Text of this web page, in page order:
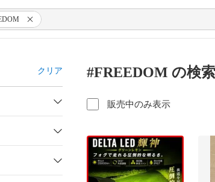
クリア #FREEDOM の検
販売中のみ表示